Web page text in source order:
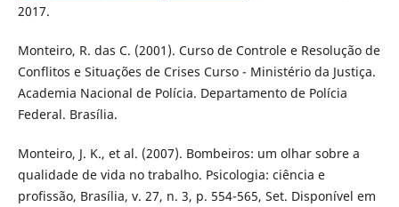
2017.
Monteiro, R. das C. (2001). Curso de Controle e Resolução de
Conflitos e Situações de Crises Curso - Ministério da Justiça.
Academia Nacional de Polícia. Departamento de Polícia
Federal. Brasília.
Monteiro, J. K., et al. (2007). Bombeiros: um olhar sobre a
qualidade de vida no trabalho. Psicologia: ciência e
profissão, Brasília, v. 27, n. 3, p. 554-565, Set. Disponível em